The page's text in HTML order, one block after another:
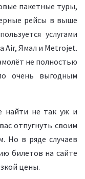
пакетные туры,
рейсы в выше
услугами
Air, Ямал и Metrojet.
не полностью
очень выгодным
найти не так уж и
отпугнуть своим
Но в ряде случаев
билетов на сайте
цены.